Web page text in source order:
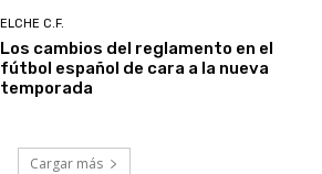
ELCHE C.F.
Los cambios del reglamento en el
fútbol español de cara a la nueva
temporada
Cargar más